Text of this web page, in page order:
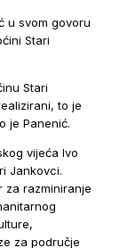
u svom govoru
Stari
Stari
to je
je Panenić.
vijeća Ivo
Jankovci.
za razminiranje
za područje